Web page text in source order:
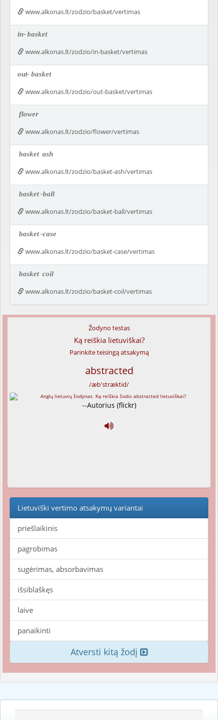
www.alkonas.lt/zodzio/basket/vertimas
in-basket
www.alkonas.lt/zodzio/in-basket/vertimas
out-basket
www.alkonas.lt/zodzio/out-basket/vertimas
flower
www.alkonas.lt/zodzio/flower/vertimas
basket ash
www.alkonas.lt/zodzio/basket-ash/vertimas
basket-ball
www.alkonas.lt/zodzio/basket-ball/vertimas
basket-case
www.alkonas.lt/zodzio/basket-case/vertimas
basket coil
www.alkonas.lt/zodzio/basket-coil/vertimas
Žodyno testas
Ką reiškia lietuviškai?
Parinkite teisingą atsakymą
abstracted
/æb'stræktid/
--Autorius (flickr)
Lietuviški vertimo atsakymų variantai
priešlaikinis
pagrobimas
sugėrimas, absorbavimas
išsiblaškęs
laive
panaikinti
Atversti kitą žodį